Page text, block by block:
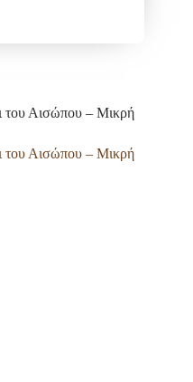
του Αισώπου – Μικρή
του Αισώπου – Μικρή